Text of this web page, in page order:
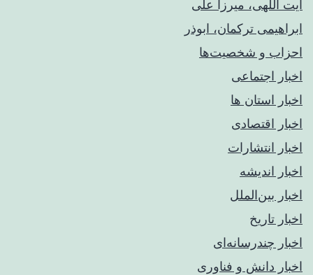
آیت اللهی، میرزا علی
ابراهیمی ترکمان، ابوذر
احزاب و شخصیت‌ها
اخبار اجتماعی
اخبار استان ها
اخبار اقتصادی
اخبار انتشارات
اخبار اندیشه
اخبار بین‌الملل
اخبار تاریخ
اخبار چندرسانه‌ای
اخبار دانش و فناوری